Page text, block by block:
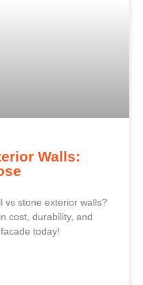
Walls:
vs stone exterior walls?
cost, durability, and
today!